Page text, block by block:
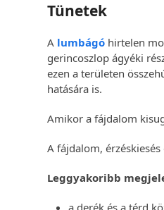
Tünetek
A lumbágó hirtelen
gerincoszlop ágyéki
ezen a területen
hatására is.
Amikor a fájdalom
A fájdalom,
Leggyakoribb